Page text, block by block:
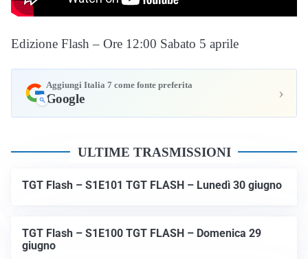
Edizione Flash – Ore 12:00 Sabato 5 aprile
Aggiungi Italia 7 come fonte preferita
Google ›
ULTIME TRASMISSIONI
TGT Flash – S1E101 TGT FLASH – Lunedì 30 giugno
TGT Flash – S1E100 TGT FLASH – Domenica 29
giugno